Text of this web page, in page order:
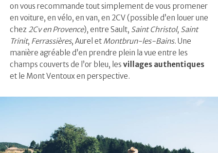
on vous recommande tout simplement de vous promener
en voiture, en vélo, en van, en 2CV (possible d’en louer une
chez 2Cv en Provence), entre Sault, Saint Christol, Saint
Trinit, Ferrassières, Aurel et Montbrun-les-Bains. Une
manière agréable d’en prendre plein la vue entre les
champs couverts de l’or bleu, les villages authentiques
et le Mont Ventoux en perspective.